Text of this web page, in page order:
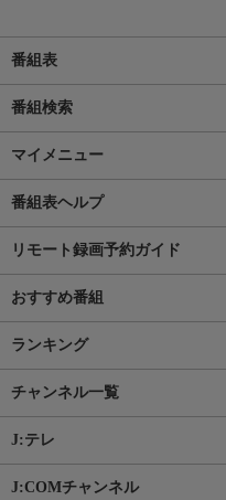
番組表
番組検索
マイメニュー
番組表ヘルプ
リモート録画予約ガイド
おすすめ番組
ランキング
チャンネル一覧
J:テレ
J:COMチャンネル